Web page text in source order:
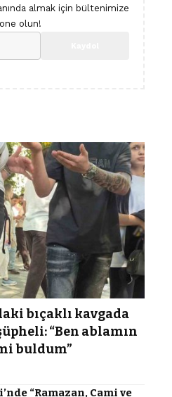
almak için bültenimize
olun!
bıçaklı kavgada
“Ben ablamın
buldum”
“Ramazan, Cami ve